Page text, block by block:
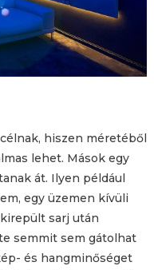
hiszen méretéből
lehet. Mások egy
át. Ilyen például
egy üzemen kívüli
sarj után
semmit sem gátolhat
és hangminőséget